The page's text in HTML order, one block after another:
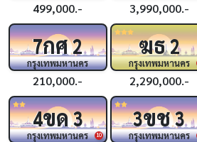
499,000.- 3,990,000.-
7กศ2
กรุงเทพมหานคร
210,000.-
ฆธ2
กรุงเทพมหานคร
2,290,000.-
10
4ขด3
กรุงเทพมหานคร
3ขช3
กรุงเทพมหานคร